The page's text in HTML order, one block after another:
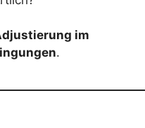
im
.